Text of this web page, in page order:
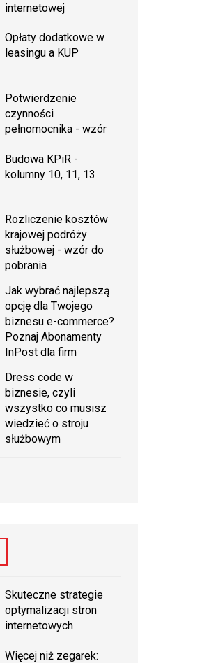
internetowej
Opłaty dodatkowe w
leasingu a KUP
Potwierdzenie
czynności
pełnomocnika - wzór
Budowa KPiR -
kolumny 10, 11, 13
Rozliczenie kosztów
krajowej podróży
służbowej - wzór do
pobrania
Jak wybrać najlepszą
opcję dla Twojego
biznesu e-commerce?
Poznaj Abonamenty
InPost dla firm
Dress code w
biznesie, czyli
wszystko co musisz
wiedzieć o stroju
służbowym
Skuteczne strategie
optymalizacji stron
internetowych
Więcej niż zegarek: